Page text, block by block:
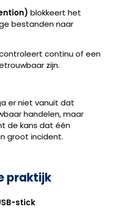
blokkeert het
bestanden naar
continu of een
zijn.
er niet vanuit dat
handelen, maar
de kans dat één
groot incident.
praktijk
stick